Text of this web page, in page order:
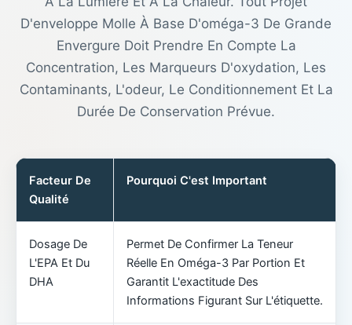
D'enveloppe Molle À Base D'oméga-3 De Grande
Envergure Doit Prendre En Compte La
Concentration, Les Marqueurs D'oxydation, Les
Contaminants, L'odeur, Le Conditionnement Et La
Durée De Conservation Prévue.
Facteur De
Qualité
Pourquoi C'est Important
Dosage De
L'EPA Et Du
DHA
Permet De Confirmer La Teneur
Réelle En Oméga-3 Par Portion Et
Garantit L'exactitude Des
Informations Figurant Sur L'étiquette.